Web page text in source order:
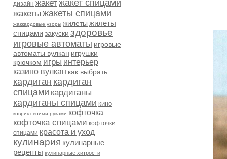
дизайн жакетжакет спицами
жакеты жакеты спицами
жаккардовые узоры жилеты жилеты
спицамизакуски здоровье
игровые автоматы игровые
автоматы вулкан игрушки
крючком игры интерьер
казино вулкан как выбрать
кардиган кардиган
спицами кардиганы
кардиганы спицами кино
коврик своими руками кофточка
кофточка спицами кофточки
спицами красота и уход
кулинария кулинарные
рецепты кулинарные хитрости